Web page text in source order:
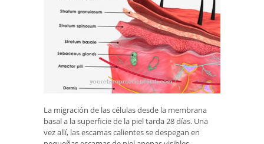
La migración de las células desde la membrana
basal a la superficie de la piel tarda 28 días. Una
vez allí, las escamas calientes se despegan en